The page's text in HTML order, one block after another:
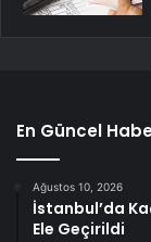
En Güncel
Ağustos 10, 2026
İstanbul’da
Ele Geçirildi